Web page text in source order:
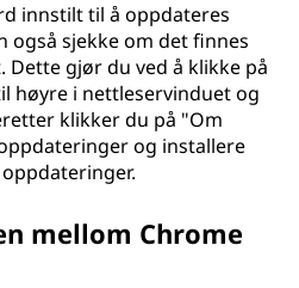
innstilt til å oppdateres
også sjekke om det finnes
gjør du ved å klikke på
høyre i nettleservinduet og
klikker du på "Om
og installere
mellom Chrome